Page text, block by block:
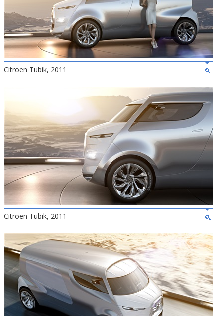
Citroen Tubik, 2011
Citroen Tubik, 2011